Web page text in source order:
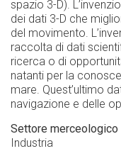
spazio 3-D).
dei dati 3-D che
del movimento.
raccolta di dati
ricerca o di
natanti per la
mare. Quest’ultimo
navigazione e delle
Settore
Industria